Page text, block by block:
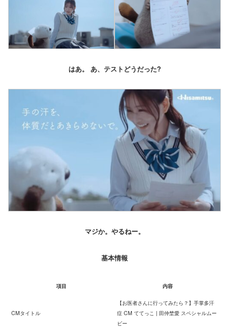
はあ。 あ、テストどうだった?
マジか。やるねー。
基本情報
項目 内容
CMタイトル
【お医者さんに行ってみたら？】手掌多汗
症 CM ててっこ | 田仲埜愛 スペシャルムー
ビー